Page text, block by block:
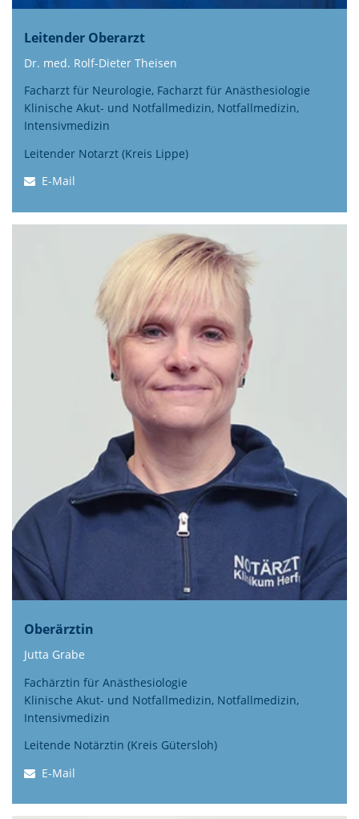
Leitender Oberarzt
Dr. med. Rolf-Dieter Theisen
Facharzt für Neurologie, Facharzt für Anästhesiologie
Klinische Akut- und Notfallmedizin, Notfallmedizin,
Intensivmedizin
Leitender Notarzt (Kreis Lippe)
E-Mail
Oberärztin
Jutta Grabe
Fachärztin für Anästhesiologie
Klinische Akut- und Notfallmedizin, Notfallmedizin,
Intensivmedizin
Leitende Notärztin (Kreis Gütersloh)
E-Mail